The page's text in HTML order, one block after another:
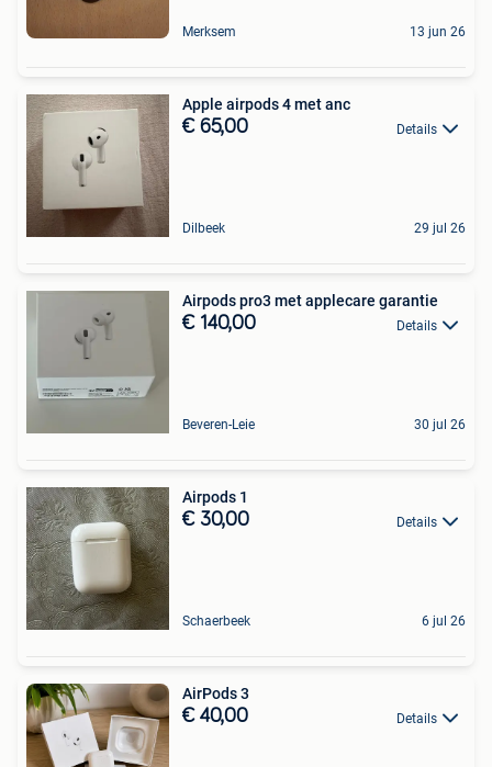
Merksem 13 jun 26
Apple airpods 4 met anc
€ 65,00 Details
Dilbeek 29 jul 26
Airpods pro3 met applecare garantie
€ 140,00 Details
Beveren-Leie 30 jul 26
Airpods 1
€ 30,00 Details
Schaerbeek 6 jul 26
AirPods 3
€ 40,00 Details